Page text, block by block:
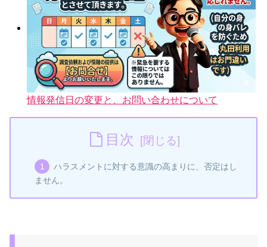
情報発信日の変更と、お問い合わせについて
目次
ハラスメントに対する意識の高まりに、否定はし
ません。